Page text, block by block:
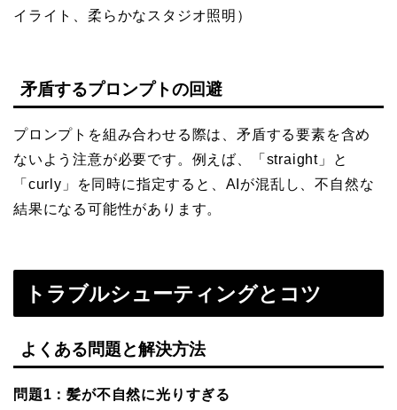
イライト、柔らかなスタジオ照明）
矛盾するプロンプトの回避
プロンプトを組み合わせる際は、矛盾する要素を含め
ないよう注意が必要です。例えば、「straight」と
「curly」を同時に指定すると、AIが混乱し、不自然な
結果になる可能性があります。
トラブルシューティングとコツ
よくある問題と解決方法
問題1：髪が不自然に光りすぎる